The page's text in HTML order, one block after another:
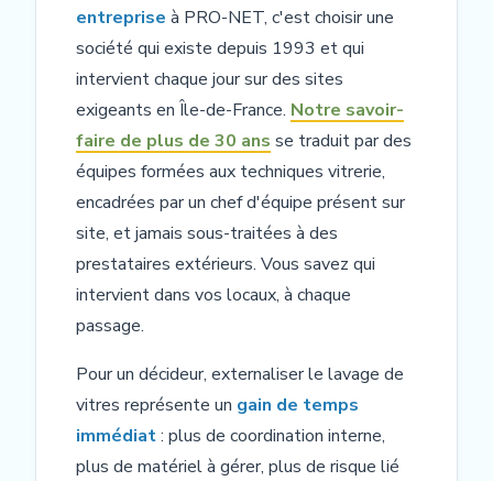
entreprise à PRO-NET, c'est choisir une
société qui existe depuis 1993 et qui
intervient chaque jour sur des sites
exigeants en Île-de-France. Notre savoir-
faire de plus de 30 ans se traduit par des
équipes formées aux techniques vitrerie,
encadrées par un chef d'équipe présent sur
site, et jamais sous-traitées à des
prestataires extérieurs. Vous savez qui
intervient dans vos locaux, à chaque
passage.
Pour un décideur, externaliser le lavage de
vitres représente un gain de temps
immédiat: plus de coordination interne,
plus de matériel à gérer, plus de risque lié